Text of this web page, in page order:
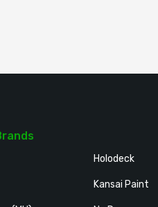
Holodeck
Kansai Paint